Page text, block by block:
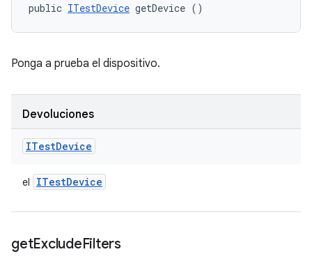
public ITestDevice getDevice ()
Ponga a prueba el dispositivo.
Devoluciones
ITestDevice
el ITestDevice
getExcludeFilters